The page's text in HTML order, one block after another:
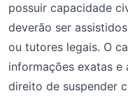
possuir capacidade
deverão ser
ou tutores legais. O
informações exatas e
direito de suspender